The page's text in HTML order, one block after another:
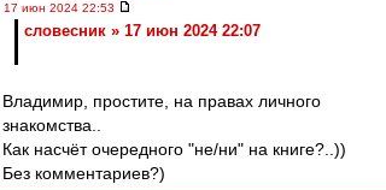
17 июн 2024 22:53
словесник » 17 июн 2024 22:07
Владимир, простите, на правах личного
знакомства..
Как насчёт очередного "не/ни" на книге?..))
Без комментариев?)